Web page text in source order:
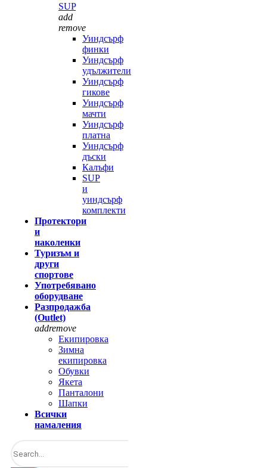
SUP
add
remove
Уиндсърф
финки
Уиндсърф
удължители
Уиндсърф
гикове
Уиндсърф
мачти
Уиндсърф
платна
Уиндсърф
дъски
Калъфи
SUP
и
уиндсърф
комплекти
Протектори
и
наколенки
Туризъм и
други
спортове
Употребявано
оборудване
Разпродажба
(Outlet)
addremove
Екипировка
Зимна
екипировка
Обувки
Якета
Панталони
Шапки
Всички
намаления